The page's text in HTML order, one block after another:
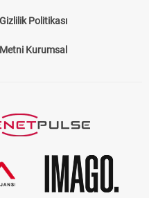
Gizlilik Politikası
Kurumsal